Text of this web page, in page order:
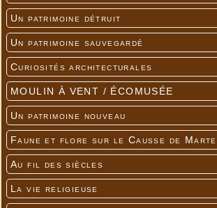
Un patrimoine détruit
Un patrimoine sauvegardé
Curiosités architecturales
MOULIN À VENT / ÉCOMUSÉE
Un patrimoine nouveau
Faune et flore sur le Causse de
Au fil des siècles
La vie religieuse